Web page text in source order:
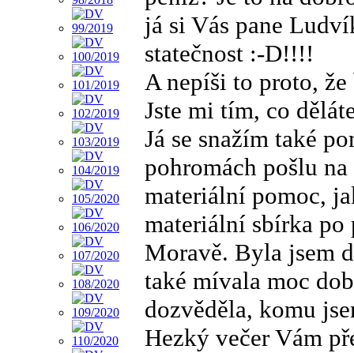
já si Vás pane
statečnost :-D!!!!
A nepíši to proto,
Jste mi tím, co
Já se snažím také
pohromách pošlu
materiální pomoc,
materiální sbírka po
Moravě. Byla jsem
také mívala moc
dozvěděla, komu
Hezký večer Vám